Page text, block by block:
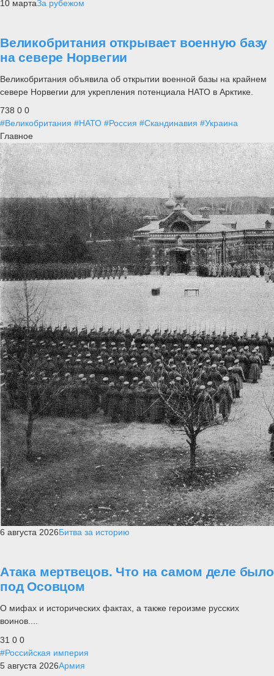
10 мартаЗа рубежом
Великобритания открывает военную базу
на севере Норвегии
Великобритания объявила об открытии военной базы на крайнем
севере Норвегии для укрепления потенциала НАТО в Арктике.
738 0 0
#Великобритания #НАТО #Россия #Скандинавия #Украина
Главное
6 августа 2026Битва за историю
Атака мертвецов. Что на самом деле было
под Осовцом
О мифах и исторических фактах, а также героизме русских
воинов....
31 0 0
#Российская империя
5 августа 2026Армия